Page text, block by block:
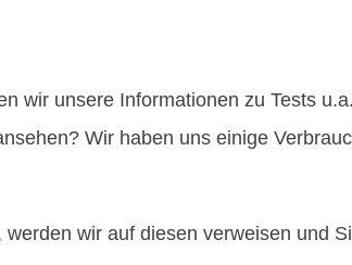
wir unsere Informationen zu Tests
Wir haben uns einige
wir auf diesen verweisen und